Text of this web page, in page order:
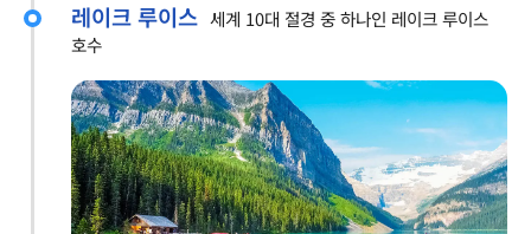
레이크 루이스 세계 10대 절경 중 하나인 레이크 루이스
호수